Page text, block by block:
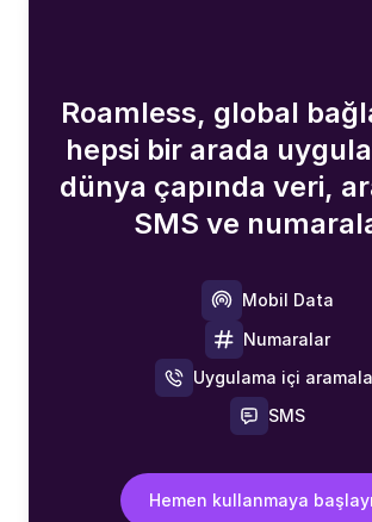
Roamless, global
hepsi bir arada
dünya çapında veri,
SMS ve
Mobil Data
Numaralar
Uygulama içi
SMS
Hemen kullanmaya